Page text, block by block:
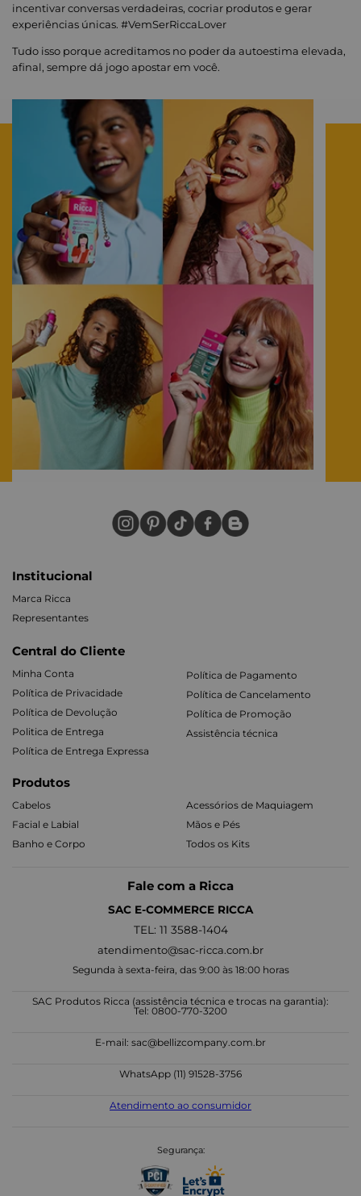
incentivar conversas verdadeiras, cocriar produtos e gerar
experiências únicas. #VemSerRiccaLover
Tudo isso porque acreditamos no poder da autoestima elevada,
afinal, sempre dá jogo apostar em você.
Institucional
Marca Ricca
Representantes
Central do Cliente
Minha Conta
Política de Privacidade
Política de Devolução
Politica de Entrega
Política de Entrega Expressa
Política de Pagamento
Política de Cancelamento
Política de Promoção
Assistência técnica
Produtos
Cabelos
Facial e Labial
Banho e Corpo
Acessórios de Maquiagem
Mãos e Pés
Todos os Kits
Fale com a Ricca
SAC E-COMMERCE RICCA
TEL: 11 3588-1404
atendimento@sac-ricca.com.br
Segunda à sexta-feira, das 9:00 às 18:00 horas
SAC Produtos Ricca (assistência técnica e trocas na garantia):
Tel: 0800-770-3200
E-mail: sac@bellizcompany.com.br
WhatsApp (11) 91528-3756
Atendimento ao consumidor
Segurança: